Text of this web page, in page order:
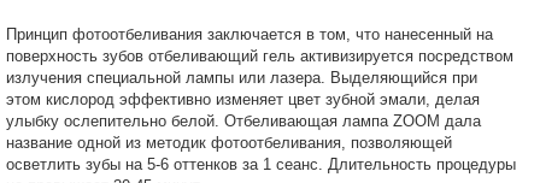
Принцип фотоотбеливания заключается в том, что нанесенный на
поверхность зубов отбеливающий гель активизируется посредством
излучения специальной лампы или лазера. Выделяющийся при
этом кислород эффективно изменяет цвет зубной эмали, делая
улыбку ослепительно белой. Отбеливающая лампа ZOOM дала
название одной из методик фотоотбеливания, позволяющей
осветлить зубы на 5-6 оттенков за 1 сеанс. Длительность процедуры